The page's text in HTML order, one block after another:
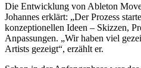
Die Entwicklung von Ableton
Johannes erklärt: „Der Prozess
konzeptionellen Ideen – Skizzen,
Anpassungen. „Wir haben viel
Artists gezeigt“, erzählt er.